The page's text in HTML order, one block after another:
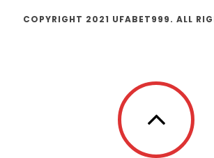
COPYRIGHT 2021 UFABET999. ALL